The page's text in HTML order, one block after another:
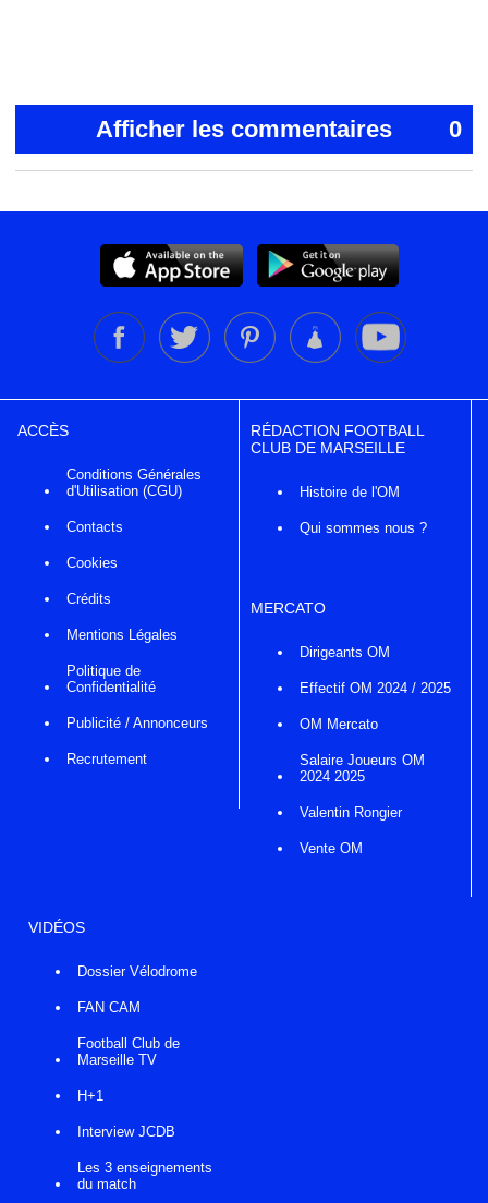
Afficher les commentaires 0
ACCÈS
Conditions Générales
d'Utilisation (CGU)
Contacts
Cookies
Crédits
Mentions Légales
Politique de
Confidentialité
Publicité / Annonceurs
Recrutement
RÉDACTION FOOTBALL
CLUB DE MARSEILLE
Histoire de l'OM
Qui sommes nous ?
MERCATO
Dirigeants OM
Effectif OM 2024 / 2025
OM Mercato
Salaire Joueurs OM
2024 2025
Valentin Rongier
Vente OM
VIDÉOS
Dossier Vélodrome
FAN CAM
Football Club de
Marseille TV
H+1
Interview JCDB
Les 3 enseignements
du match